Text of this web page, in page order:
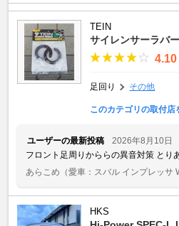
TEIN
サイレンサーラバー
4.10
足回り その他
このカテゴリの取付店
ユーザーの最新投稿
2026年8月10日
フロント足周りかららの異音対策 とり
あらこめ （愛車：スバル インプレッサ
HKS